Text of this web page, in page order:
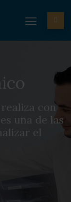
con
una de las
el